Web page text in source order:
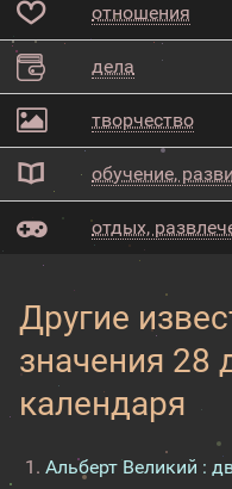
отношения
дела
творчество
обучение,
отдых,
Другие
значения 28
календаря
Альберт Великий :